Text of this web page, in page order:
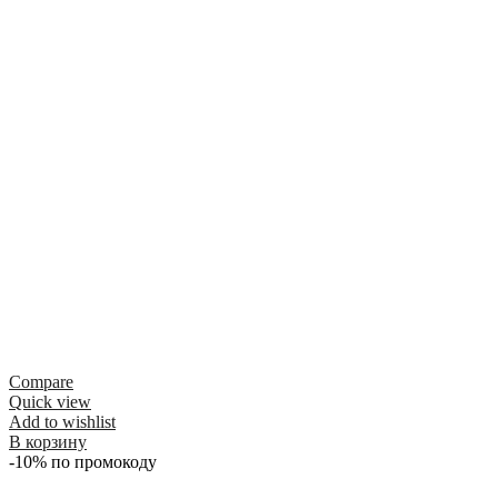
Compare
Quick view
Add to wishlist
В корзину
-10% по промокоду